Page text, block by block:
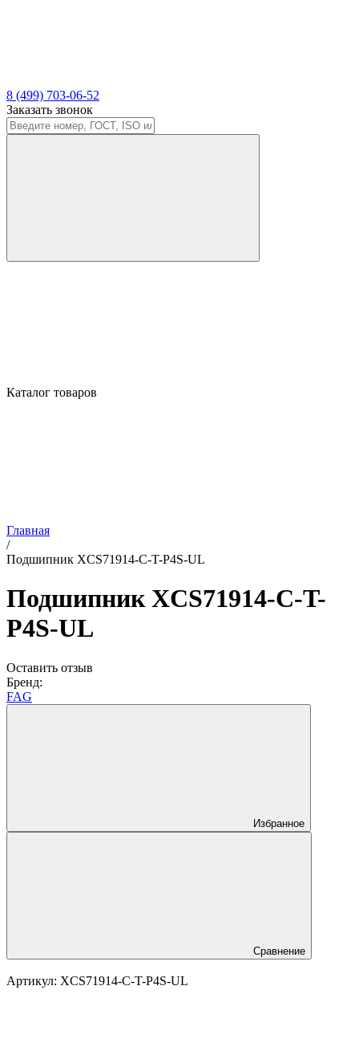
8 (499) 703-06-52
Заказать звонок
Каталог товаров
Главная
/
Подшипник XCS71914-C-T-P4S-UL
Подшипник XCS71914-C-T-
P4S-UL
Оставить отзыв
Бренд:
FAG
Избранное
Сравнение
Артикул: XCS71914-C-T-P4S-UL